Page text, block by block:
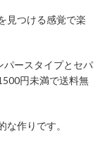
見つける感覚で楽
パースタイプとセパ
円未満で送料無
作りです。